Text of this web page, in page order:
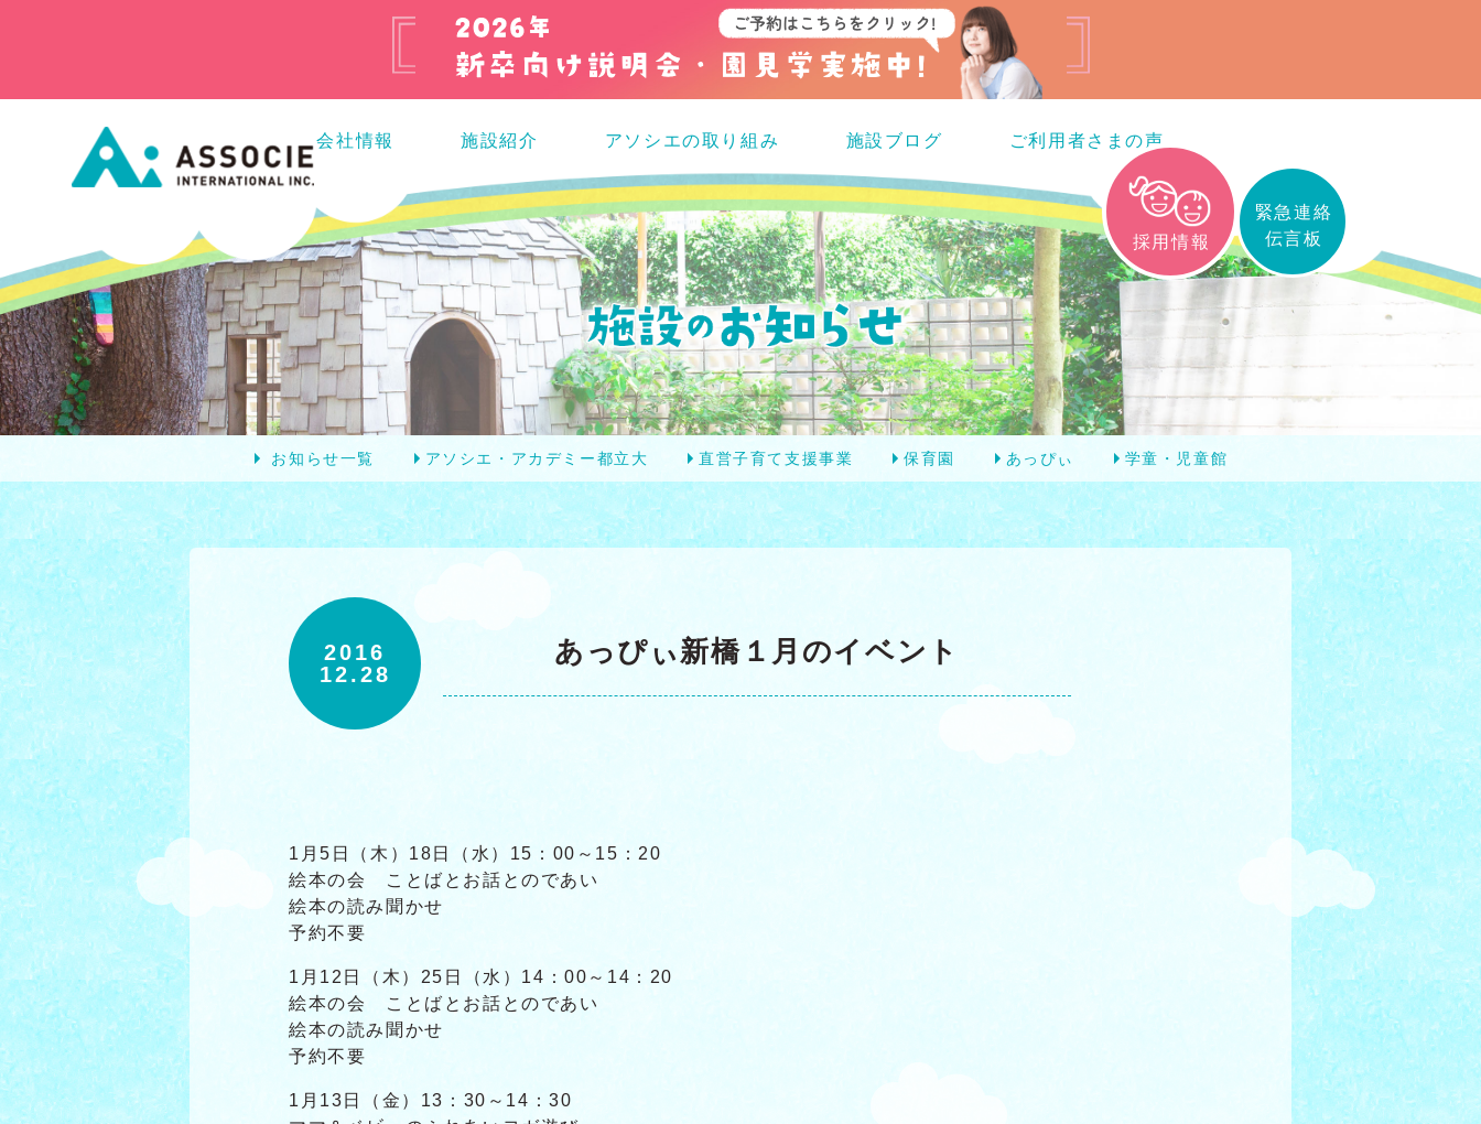
会社情報 施設紹介 アソシエの取り組み 施設ブログ ご利用者さまの声
採用情報
緊急連絡
伝言板
お知らせ一覧 アソシエ・アカデミー都立大 直営子育て支援事業 保育園 あっぴぃ 学童・児童館
2016
12.28
あっぴぃ新橋１月のイベント
1月5日（木）18日（水）15：00～15：20
絵本の会 ことばとお話とのであい
絵本の読み聞かせ
予約不要
1月12日（木）25日（水）14：00～14：20
絵本の会 ことばとお話とのであい
絵本の読み聞かせ
予約不要
1月13日（金）13：30～14：30